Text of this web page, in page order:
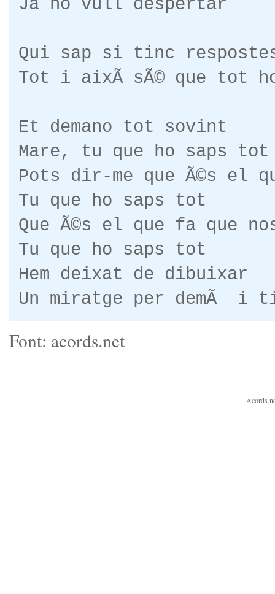
Ja no vull despertar
Qui sap si tinc
Tot i aixÃ­ sÃ© que tot
Et demano tot sovint
Mare, tu que ho saps tot
Pots dir-me que Ã©s el
Tu que ho saps tot
Que Ã©s el que fa que
Tu que ho saps tot
Hem deixat de dibuixar
Un miratge per demÃ i
Font: acords.net